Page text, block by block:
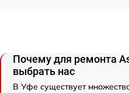
Почему для ремонта
выбрать нас
В Уфе существует